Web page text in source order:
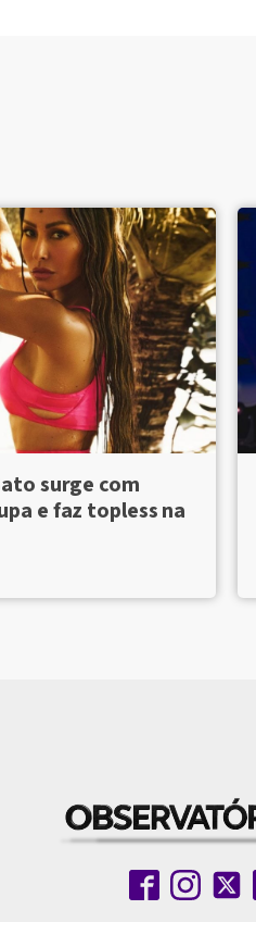
surge com
e faz topless na